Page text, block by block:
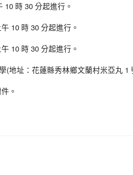
10 時 30 分起進行。
10 時 30 分起進行。
10 時 30 分起進行。
(地址：花蓮縣秀林鄉文蘭村米亞丸 1
。